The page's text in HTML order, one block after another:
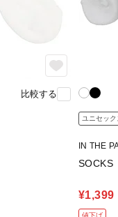
比較する
ユニセック
IN THE
SOCKS
¥1,399
値下げ